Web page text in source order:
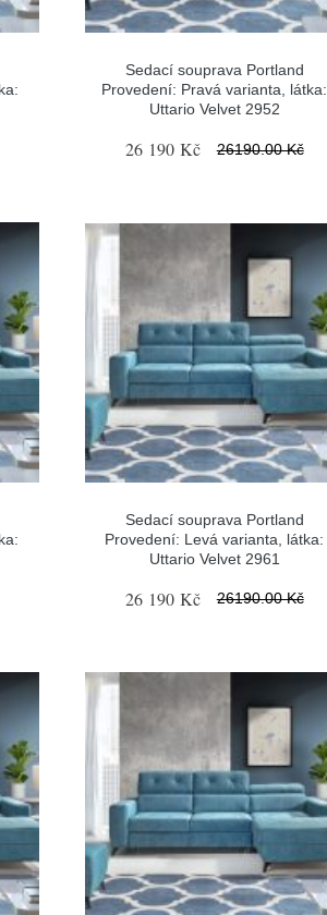
Sedací souprava Portland
Provedení: Pravá varianta, látka:
Uttario Velvet 2952
26 190 Kč 26190.00 Kč
Sedací souprava Portland
Provedení: Levá varianta, látka:
Uttario Velvet 2961
26 190 Kč 26190.00 Kč